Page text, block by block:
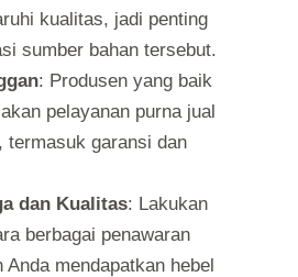
kualitas, jadi penting
sumber bahan tersebut.
: Produsen yang baik
pelayanan purna jual
termasuk garansi dan
dan Kualitas: Lakukan
berbagai penawaran
mendapatkan hebel